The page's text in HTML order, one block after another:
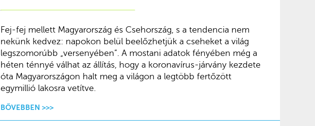
Fej-fej mellett Magyarország és Csehország, s a tendencia nem
nekünk kedvez: napokon belül beelőzhetjük a cseheket a világ
legszomorúbb „versenyében”. A mostani adatok fényében még a
héten ténnyé válhat az állítás, hogy a koronavírus-járvány kezdete
óta Magyarországon halt meg a világon a legtöbb fertőzött
egymillió lakosra vetítve.
BŐVEBBEN >>>